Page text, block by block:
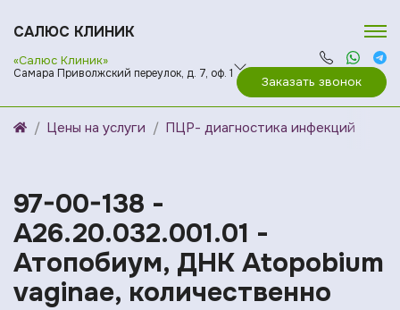
САЛЮС КЛИНИК
«Салюс Клиник»
Самара Приволжский переулок, д. 7, оф. 1
Заказать звонок
Цены на услуги ПЦР- диагностика инфекций
97-00-138 -
A26.20.032.001.01 -
Атопобиум, ДНК Atopobium
vaginae, количественно